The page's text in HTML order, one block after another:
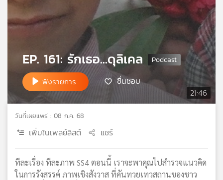
เครือ
ข่าย
วิทยุ
แผนที่
วิทยุ
เครือ
21:46
EP. 161: รักเธอ...ดุลิเคล
ฟังรายการ ชื่นชอบ
วันที่เผยแพร่ : 08 ก.ค. 68
เพิ่มในเพลย์ลิสต์ แชร์
ทีละเรื่อง ทีละภาพ SS4 ตอนนี้ เราจะพาคุณไปสำรวจแนวคิด
ในการรังสรรค์ ภาพเชิงสังวาส ที่คันทวยเทวสถานของชาว